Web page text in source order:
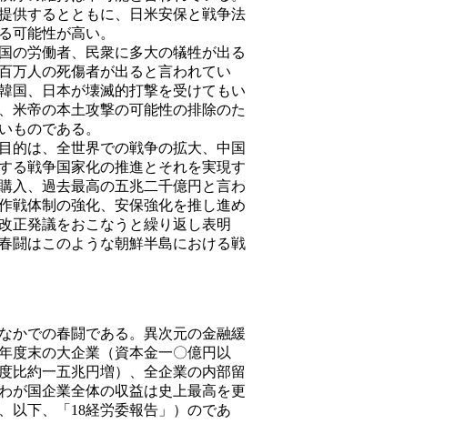
供するとともに、日米安保と戦争法
可能性が高い。
の労働者、民衆に多大の犠牲が出る
万人の死傷者が出ると言われてい
国、日本が壊滅的打撃を受けてもい
米帝の本土攻撃の可能性の排除のた
ものである。
的は、全世界での戦争の拡大、中国
る戦争国家化の推進とそれを実現す
入、過去最高の五兆二千億円と言わ
戦体制の強化、安保強化を推し進め
正発議をおこなうと繰り返し表明
闘はこのような朝鮮半島における戦
かでの春闘である。異次元の金融緩
度末の大企業（資本金一〇億円以
比約一五兆円増）、全企業の内部留
が国企業全体の収益は史上最高を更
以下、「18経労委報告」）のであ